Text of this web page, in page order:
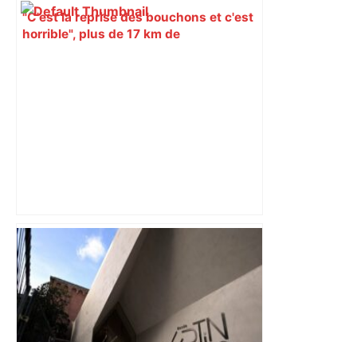
"C'est la reprise des bouchons et c'est
horrible", plus de 17 km de
A680 Toulouse fermée dans les 2 sens
– Radio VINCI Autoroutes